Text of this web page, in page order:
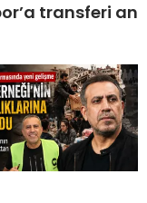
transferi an